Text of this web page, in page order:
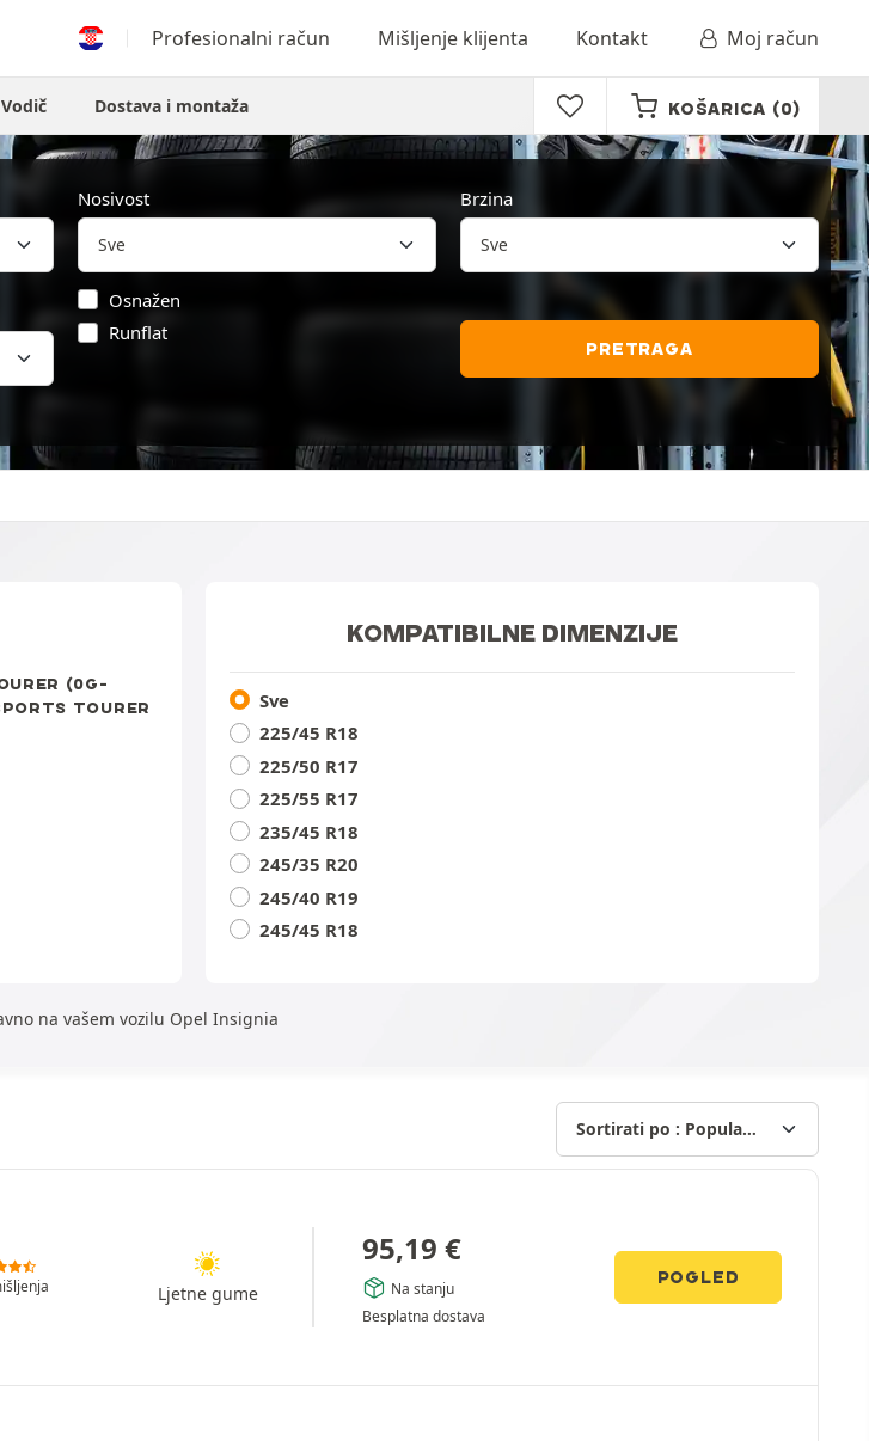
Profesionalni račun Mišljenje klijenta Kontakt Moj račun
Vodič Dostava i montaža KOŠARICA (0)
Nosivost Brzina
Osnažen
Runflat
PRETRAGA
(0G-
TOURER
KOMPATIBILNE DIMENZIJE
Sve
225/45 R18
225/50 R17
225/55 R17
235/45 R18
245/35 R20
245/40 R19
245/45 R18
na vašem vozilu Opel Insignia
Ljetne gume
95,19 €
Na stanju
Besplatna dostava
POGLED